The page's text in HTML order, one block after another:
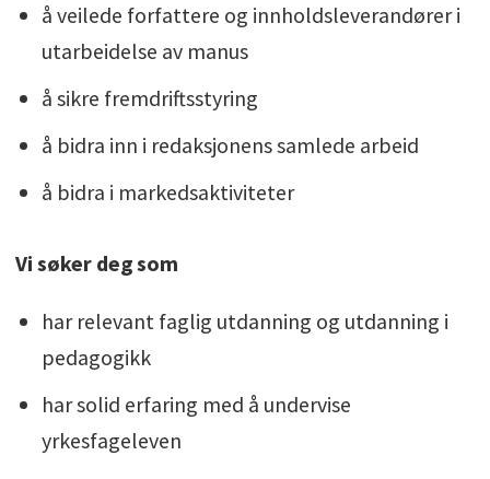
å veilede forfattere og innholdsleverandører i
utarbeidelse av manus
å sikre fremdriftsstyring
å bidra inn i redaksjonens samlede arbeid
å bidra i markedsaktiviteter
Vi søker deg som
har relevant faglig utdanning og utdanning i
pedagogikk
har solid erfaring med å undervise
yrkesfageleven